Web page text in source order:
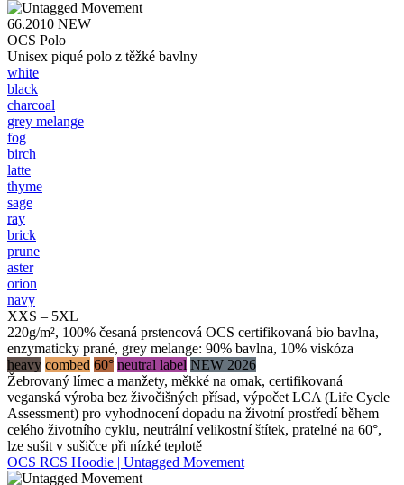
66.2010 NEW
OCS Polo
Unisex piqué polo z těžké bavlny
white
black
charcoal
grey melange
fog
birch
latte
thyme
sage
ray
brick
prune
aster
orion
navy
XXS – 5XL
220g/m², 100% česaná prstencová OCS certifikovaná bio bavlna,
enzymaticky prané, grey melange: 90% bavlna, 10% viskóza
heavy combed 60° neutral label NEW 2026
Žebrovaný límec a manžety, měkké na omak, certifikovaná
veganská výroba bez živočišných přísad, výpočet LCA (Life Cycle
Assessment) pro vyhodnocení dopadu na životní prostředí během
celého životního cyklu, neutrální velikostní štítek, pratelné na 60°,
lze sušit v sušičce při nízké teplotě
OCS RCS Hoodie | Untagged Movement